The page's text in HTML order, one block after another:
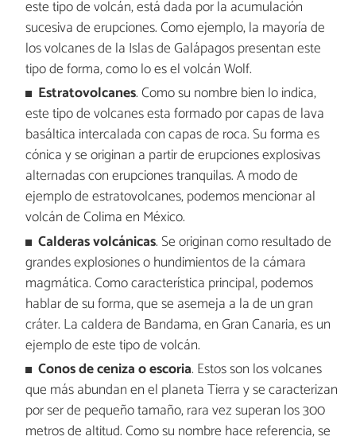
este tipo de volcán, está dada por la acumulación
sucesiva de erupciones. Como ejemplo, la mayoría de
los volcanes de la Islas de Galápagos presentan este
tipo de forma, como lo es el volcán Wolf.
Estratovolcanes. Como su nombre bien lo indica,
este tipo de volcanes esta formado por capas de lava
basáltica intercalada con capas de roca. Su forma es
cónica y se originan a partir de erupciones explosivas
alternadas con erupciones tranquilas. A modo de
ejemplo de estratovolcanes, podemos mencionar al
volcán de Colima en México.
Calderas volcánicas. Se originan como resultado de
grandes explosiones o hundimientos de la cámara
magmática. Como característica principal, podemos
hablar de su forma, que se asemeja a la de un gran
cráter. La caldera de Bandama, en Gran Canaria, es un
ejemplo de este tipo de volcán.
Conos de ceniza o escoria. Estos son los volcanes
que más abundan en el planeta Tierra y se caracterizan
por ser de pequeño tamaño, rara vez superan los 300
metros de altitud. Como su nombre hace referencia, se